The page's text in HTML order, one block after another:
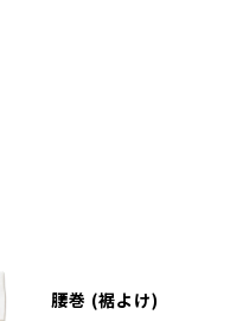
腰巻 (裾よけ)